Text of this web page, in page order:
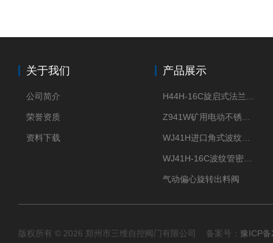
关于我们
公司简介
荣誉资质
资料下载
产品展示
气动偏心旋转出料阀
版权所有 © 2026 郑州市三维自控阀门有限公司 备案号： 豫ICP